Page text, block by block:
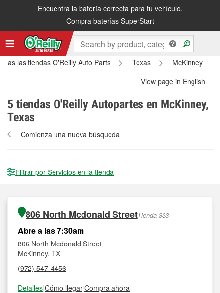
Encuentra la batería correcta para tu vehículo.
Compra baterías SuperStart
las tiendas O'Reilly Auto Parts Texas
McKinney
View page in English
5 tiendas O'Reilly Autopartes en McKinney,
Texas
Comienza una nueva búsqueda
Filtrar por Servicios en la tienda
806 North Mcdonald StreetTienda 333
Abre a las 7:30am
806 North Mcdonald Street
McKinney, TX
(972) 547-4456
Detalles|Cómo llegar|Compra ahora